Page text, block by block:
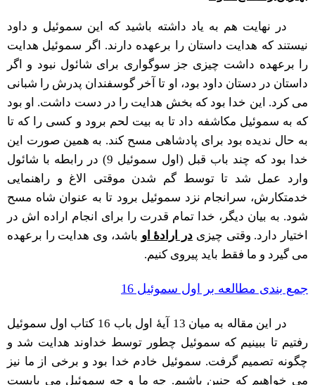
در نهایت هم به یاد داشته باشید که این سموئیل و داود
نیستند که هدایت داستان را برعهده دارند. اگر سموئیل هدایت
را برعهده داشت چیزی جز سوگواری برای شائول نبود و اگر
داستان در دستان داود بود، او تا آخر گوسفندان پدرش را شبانی
می کرد. این خدا بود که بخش هدایت را در دست داشت. او بود
که به سموئیل مکاشفه داد تا به بیت لحم برود و کسی را که تا
به حال ندیده بود برای پادشاهی مسح کند. به همین صورت این
خدا بود که چند باب قبل (اول سموئیل 9) در رابطه با شائول
وارد عمل شد تا توسط گم شدن موقتی الاغ و راهنمایی
خدمتکارش، سرانجام نزد سموئیل برود تا به عنوان شاه مسح
شود. به بیان دیگر، خدا تمام قدرت را برای انجام اراده اش در
اختیار دارد. وقتی چیزی در ارادۀ او باشد، وی هدایت را برعهده
می گیرد و ما فقط باید پیروی کنیم.
جمع بندی مطالعه بر اول سموئیل 16
در این مقاله به میان 13 آیۀ اول باب 16 کتاب اول سموئیل
رفتیم تا ببینیم که سموئیل چطور توسط خداوند هدایت شد و
چگونه تصمیم گرفت. سموئیل خادم خدا بود و برخی از ما نیز
می خواهیم که چنین باشیم. چه ما و چه سموئیل می بایست